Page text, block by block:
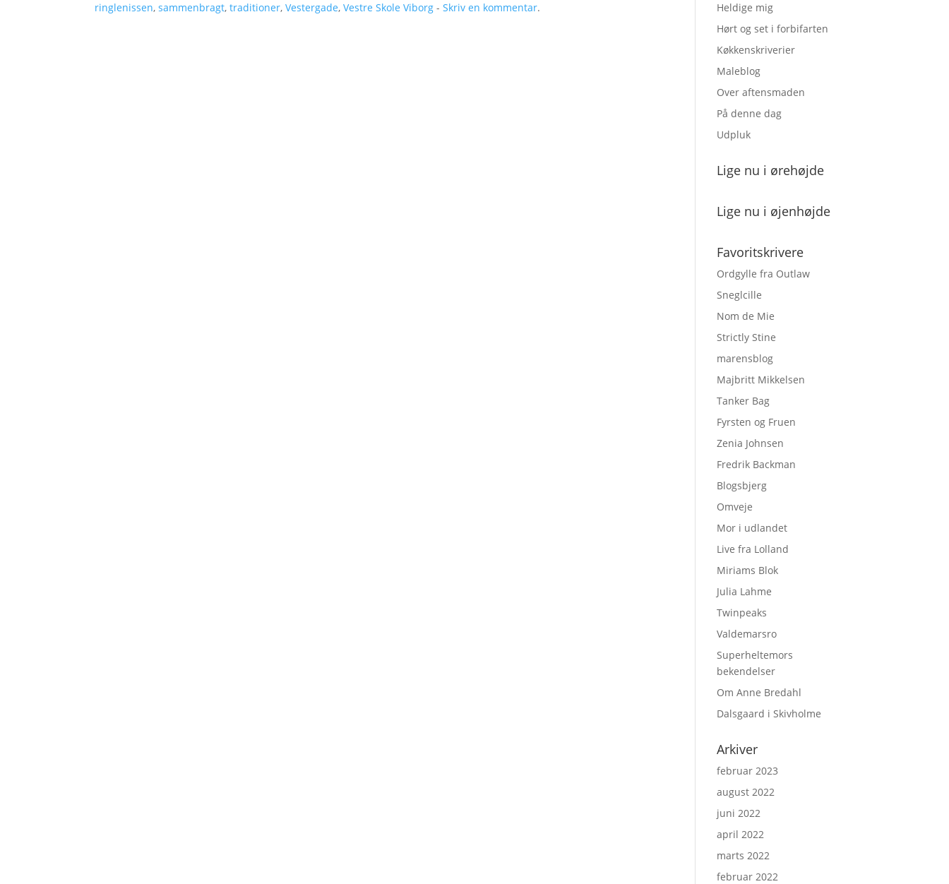
ringlenissen,sammenbragt,traditioner,Vestergade,Vestre Skole Viborg -Skriv en kommentar.
Heldige mig
Hørt og set i forbifarten
Køkkenskriverier
Maleblog
Over aftensmaden
På denne dag
Udpluk
Lige nu i ørehøjde
Lige nu i øjenhøjde
Favoritskrivere
Ordgylle fra Outlaw
Sneglcille
Nom de Mie
Strictly Stine
marensblog
Majbritt Mikkelsen
Tanker Bag
Fyrsten og Fruen
Zenia Johnsen
Fredrik Backman
Blogsbjerg
Omveje
Mor i udlandet
Live fra Lolland
Miriams Blok
Julia Lahme
Twinpeaks
Valdemarsro
Superheltemors
bekendelser
Om Anne Bredahl
Dalsgaard i Skivholme
Arkiver
februar 2023
august 2022
juni 2022
april 2022
marts 2022
februar 2022